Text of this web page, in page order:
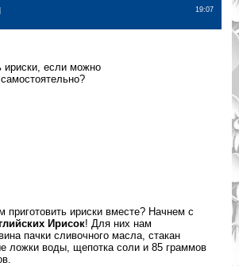
19:07
приготовить ириски вместе? Начнем с
Ирисок! Для них нам
пачки сливочного масла, стакан
ложки воды, щепотка соли и 85 граммов